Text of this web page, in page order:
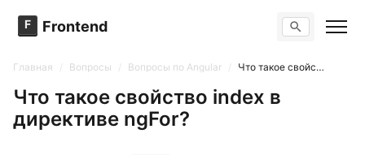
F Frontend Поиск по сайту
Тренажер вопросов
Тесты
Задачи
Главная Вопросы Вопросы по Angular Что такое свойство index в директиве ngFor?
Что такое свойство index в
директиве ngFor?